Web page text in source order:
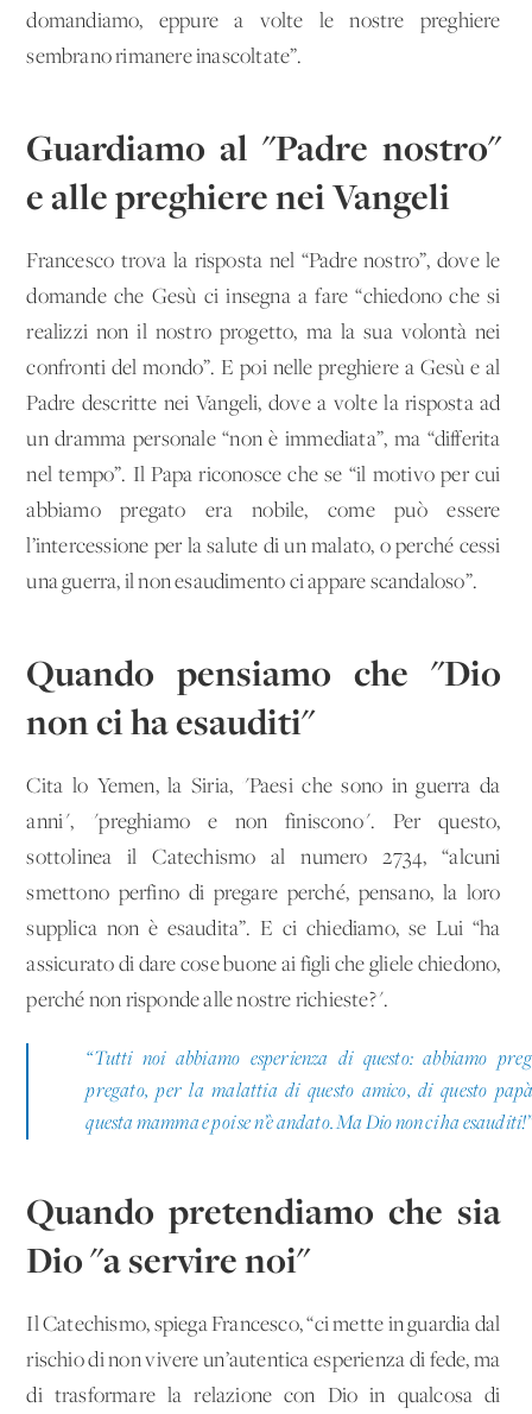
domandiamo, eppure a volte le nostre preghiere
sembrano rimanere inascoltate”.
Guardiamo al "Padre nostro"
e alle preghiere nei Vangeli
Francesco trova la risposta nel “Padre nostro”, dove le
domande che Gesù ci insegna a fare “chiedono che si
realizzi non il nostro progetto, ma la sua volontà nei
confronti del mondo”. E poi nelle preghiere a Gesù e al
Padre descritte nei Vangeli, dove a volte la risposta ad
un dramma personale “non è immediata”, ma “differita
nel tempo”. Il Papa riconosce che se “il motivo per cui
abbiamo pregato era nobile, come può essere
l’intercessione per la salute di un malato, o perché cessi
una guerra, il non esaudimento ci appare scandaloso”.
Quando pensiamo che "Dio
non ci ha esauditi"
Cita lo Yemen, la Siria, "Paesi che sono in guerra da
anni", "preghiamo e non finiscono". Per questo,
sottolinea il Catechismo al numero 2734, “alcuni
smettono perfino di pregare perché, pensano, la loro
supplica non è esaudita”. E ci chiediamo, se Lui “ha
assicurato di dare cose buone ai figli che gliele chiedono,
perché non risponde alle nostre richieste?".
“Tutti noi abbiamo esperienza di questo: abbiamo
pregato, per la malattia di questo amico, di questo
questa mamma e poi se n’è andato. Ma Dio non ci ha
Quando pretendiamo che sia
Dio "a servire noi"
Il Catechismo, spiega Francesco, “ci mette in guardia dal
rischio di non vivere un’autentica esperienza di fede, ma
di trasformare la relazione con Dio in qualcosa di